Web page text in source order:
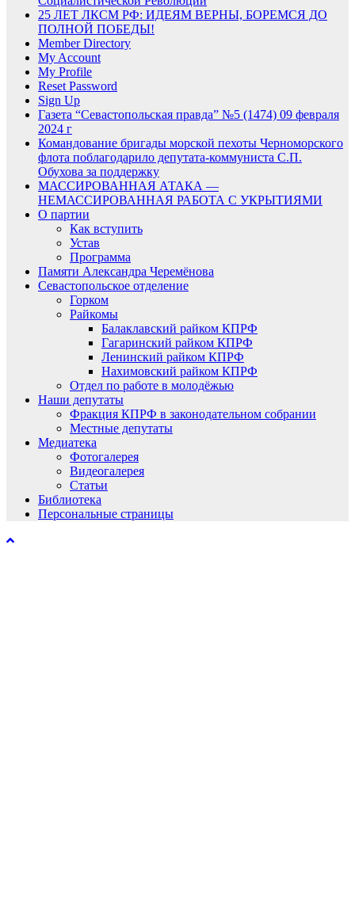
25 ЛЕТ ЛКСМ РФ: ИДЕЯМ ВЕРНЫ, БОРЕМСЯ ДО
ПОЛНОЙ ПОБЕДЫ!
Member Directory
My Account
My Profile
Reset Password
Sign Up
Газета “Севастопольская правда” №5 (1474) 09 февраля
2024 г
Командование бригады морской пехоты Черноморского
флота поблагодарило депутата-коммуниста С.П.
Обухова за поддержку
МАССИРОВАННАЯ АТАКА —
НЕМАССИРОВАННАЯ РАБОТА С УКРЫТИЯМИ
О партии
Как вступить
Устав
Программа
Памяти Александра Черемёнова
Севастопольское отделение
Горком
Райкомы
Балаклавский райком КПРФ
Гагаринский райком КПРФ
Ленинский райком КПРФ
Нахимовский райком КПРФ
Отдел по работе в молодёжью
Наши депутаты
Фракция КПРФ в законодательном собрании
Местные депутаты
Медиатека
Фотогалерея
Видеогалерея
Статьи
Библиотека
Персональные страницы